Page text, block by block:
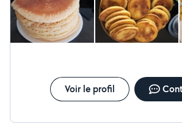
Voir le profil